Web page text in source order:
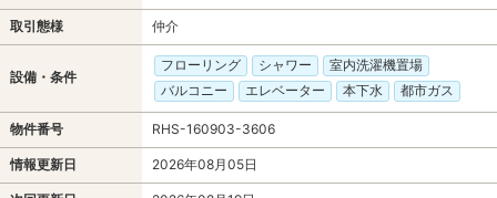
取引態様 仲介
設備・条件
フローリング シャワー
室内洗濯機置場
バルコニー
エレベーター 本下水 都市ガス
物件番号 RHS-160903-3606
情報更新日 2026年08月05日